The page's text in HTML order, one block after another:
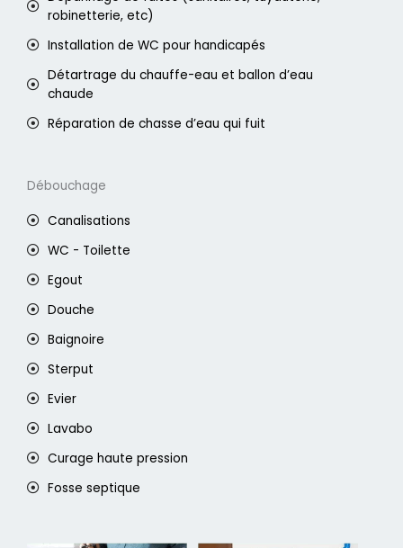
robinetterie, etc)
Installation de WC pour handicapés
Détartrage du chauffe-eau et ballon d’eau
chaude
Réparation de chasse d’eau qui fuit
Débouchage
Canalisations
WC - Toilette
Egout
Douche
Baignoire
Sterput
Evier
Lavabo
Curage haute pression
Fosse septique